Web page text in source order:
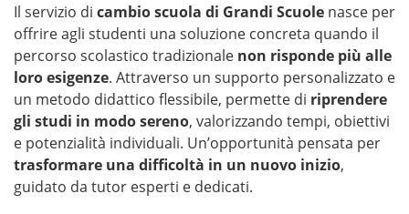
Il servizio di cambio scuola di Grandi Scuole nasce per
offrire agli studenti una soluzione concreta quando il
percorso scolastico tradizionale non risponde più alle
loro esigenze. Attraverso un supporto personalizzato e
un metodo didattico flessibile, permette di riprendere
gli studi in modo sereno, valorizzando tempi, obiettivi
e potenzialità individuali. Un’opportunità pensata per
trasformare una difficoltà in un nuovo inizio,
guidato da tutor esperti e dedicati.